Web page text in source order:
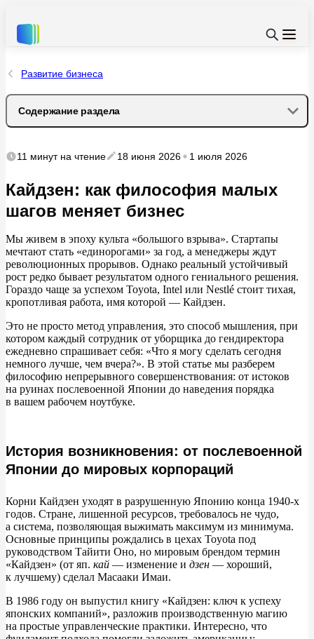
Развитие бизнеса
Содержание раздела
История возникновения: от послевоенной Японии
Главные принципы Кайдзен
2. Вовлеченность каждого сотрудника
3. Процесс важнее результата
Ключевые инструменты Кайдзен
Система 5S
PDCA-цикл
Цифровой Кайдзен: наводим порядок в ноутбуке и почте
Почему Кайдзен не работает? Типичные ошибки
Формализм («бумажный» кайдзен)
Отсутствие поддержки руководства
Сопротивление команды и как с ним работать
Кайдзен vs Инновации
11 минутна чтение 18 июня 2026 1 июля 2026
Кайдзен: как философия малых
шагов меняет бизнес
Мы живем в эпоху культа «большого взрыва». Стартапы
мечтают стать «единорогами» за год, а менеджеры ждут
революционных прорывов. Однако реальный устойчивый
рост редко бывает результатом одного гениального решения.
Гораздо чаще за успехом Toyota, Intel или Nestlé стоит тихая,
кропотливая работа, имя которой — Кайдзен.
Это не просто метод управления, это способ мышления, при
котором каждый сотрудник от уборщика до гендиректора
ежедневно спрашивает себя: «Что я могу сделать сегодня
немного лучше, чем вчера?». В этой статье мы разберем
философию непрерывного совершенствования: от истоков
на руинах послевоенной Японии до наведения порядка
в вашем рабочем ноутбуке.
История возникновения: от послевоенной
Японии до мировых корпораций
Корни Кайдзен уходят в разрушенную Японию конца 1940-х
годов. Стране, лишенной ресурсов, требовалось не чудо,
а система, позволяющая выжимать максимум из минимума.
Основные принципы рождались в цехах Toyota под
руководством Тайити Оно, но мировым брендом термин
«Кайдзен» (от яп. кай — изменение и дзен — хороший,
к лучшему) сделал Масааки Имаи.
В 1986 году он выпустил книгу «Кайдзен: ключ к успеху
японских компаний», разложив производственную магию
на простые управленческие практики. Интересно, что